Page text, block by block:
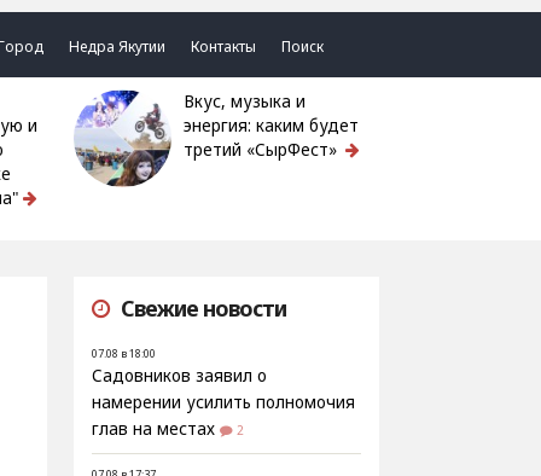
Недра Якутии Контакты Поиск
и
Вкус, музыка и
энергия: каким будет
третий «СырФест»
Свежие новости
07.08 в 18:00
Садовников заявил о
намерении усилить полномочия
глав на местах
2